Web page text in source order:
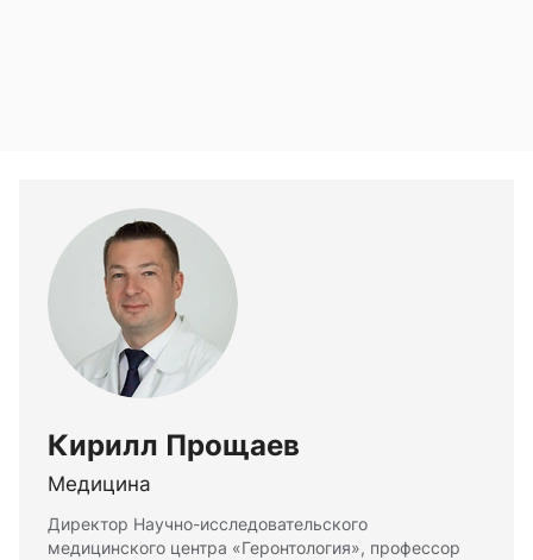
Кирилл Прощаев
Медицина
Директор Научно-исследовательского
медицинского центра «Геронтология», профессор